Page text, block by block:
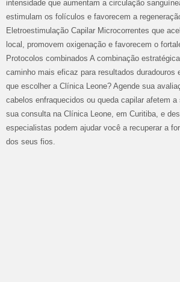
intensidade que aumentam a circulação
estimulam os folículos e favorecem a
Eletroestimulação Capilar Microcorrentes que
local, promovem oxigenação e favorecem o
Protocolos combinados A combinação
caminho mais eficaz para resultados duradouros
que escolher a Clínica Leone? Agende sua
cabelos enfraquecidos ou queda capilar afetem
sua consulta na Clínica Leone, em Curitiba, e
especialistas podem ajudar você a recuperar a
dos seus fios.